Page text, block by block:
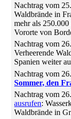
Nachtrag vom
Waldbrände in
mehr als
Vororte von
Nachtrag vom
Verheerende
Spanien weiter
Nachtrag vom
Sommer, den
Nachtrag vom
ausrufen:
Waldbrände in